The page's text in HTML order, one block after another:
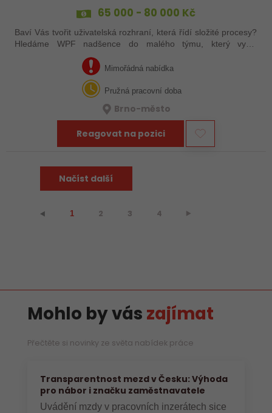
65 000 - 80 000 Kč
Baví Vás tvořit uživatelská rozhraní, která řídí složité procesy?
Hledáme WPF nadšence do malého týmu, který vyvíjí
pokročilé desktopové simulátory. Zapomeňte na nudné
formuláře. Budete pracovat na…Mimořádná nabídka
Pružná pracovní doba
Brno-město
Reagovat na pozici
Načíst další
⯇ 1 2 3 4 ⯈
Mohlo by vás zajímat
Přečtěte si novinky ze světa nabídek práce
Transparentnost mezd v Česku: Výhoda
pro nábor i značku zaměstnavatele
Uvádění mzdy v pracovních inzerátech sice